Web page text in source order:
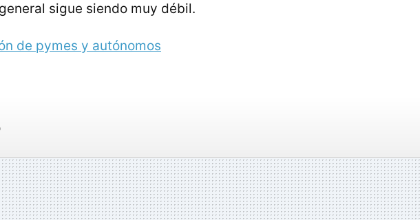
sigue siendo muy débil.
de pymes y autónomos